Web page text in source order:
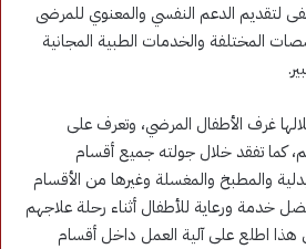
لتقديم الدعم النفسي والمعنوي للمرضى
المختلفة والخدمات الطبية المجانية
غرف الأطفال المرضي، وتعرف على
كما تفقد خلال جولته جميع أقسام
والمطبخ والمغسلة وغيرها من الأقسام
خدمة ورعاية للأطفال أثناء رحلة علاجهم
اطلع على آلية العمل داخل أقسام